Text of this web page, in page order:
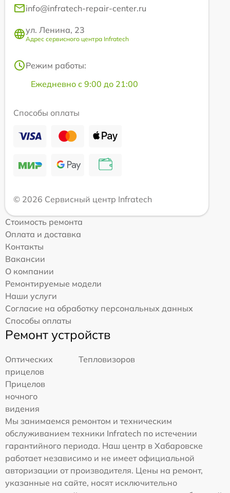
info@infratech-repair-center.ru
ул. Ленина, 23
Адрес сервисного центра Infratech
Режим работы:
Ежедневно с 9:00 до 21:00
Способы оплаты
© 2026 Сервисный центр Infratech
Стоимость ремонта
Оплата и доставка
Контакты
Вакансии
О компании
Ремонтируемые модели
Наши услуги
Согласие на обработку персональных данных
Способы оплаты
Ремонт устройств
Оптических
прицелов
Тепловизоров
Прицелов
ночного
видения
Мы занимаемся ремонтом и техническим
обслуживанием техники Infratech по истечении
гарантийного периода. Наш центр в Хабаровске
работает независимо и не имеет официальной
авторизации от производителя. Цены на ремонт,
указанные на сайте, носят исключительно